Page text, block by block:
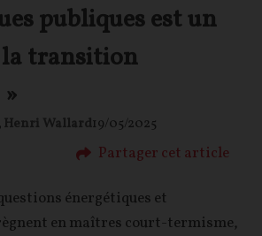
publiques est un
transition
,Henri Wallard19/05/2025
Partager cet article
énergétiques et
en maîtres court-termisme,